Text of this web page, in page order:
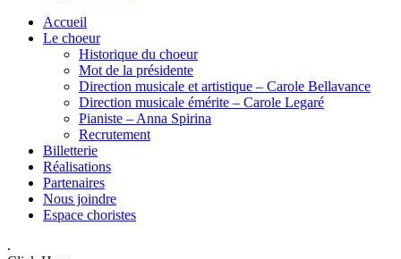
Accueil
Le choeur
Historique du choeur
Mot de la présidente
Direction musicale et artistique – Carole Bellavance
Direction musicale émérite – Carole Legaré
Pianiste – Anna Spirina
Recrutement
Billetterie
Réalisations
Partenaires
Nous joindre
Espace choristes
.